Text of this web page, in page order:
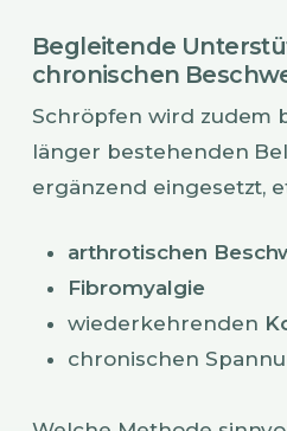
Begleitende
chronischen
Schröpfen wird zudem
länger bestehenden
ergänzend eingesetzt,
arthrotischen
Fibromyalgie
wiederkehrenden
chronischen